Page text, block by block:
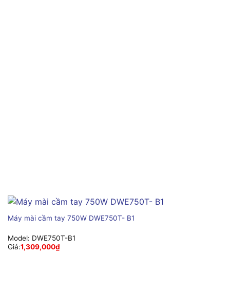
Máy mài cầm tay 750W DWE750T- B1
Model: DWE750T-B1
Giá:1,309,000₫